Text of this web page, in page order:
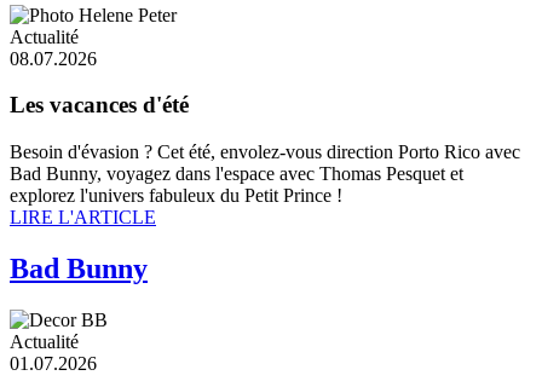
Actualité
08.07.2026
Les vacances d'été
Besoin d'évasion ? Cet été, envolez-vous direction Porto Rico avec
Bad Bunny, voyagez dans l'espace avec Thomas Pesquet et
explorez l'univers fabuleux du Petit Prince !
LIRE L'ARTICLE
Bad Bunny
Actualité
01.07.2026